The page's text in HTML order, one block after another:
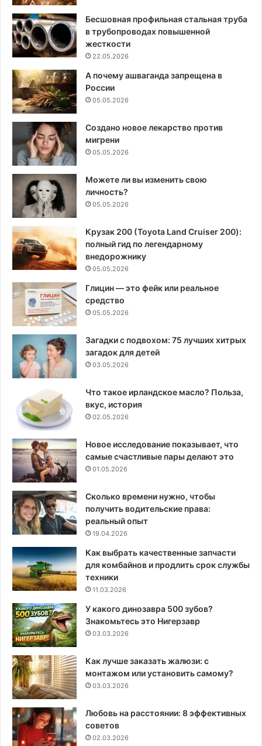
Бесшовная профильная стальная труба
в трубопроводах повышенной
жесткости
22.05.2026
А почему ашваганда запрещена в
России
05.05.2026
Создано новое лекарство против
мигрени
05.05.2026
Можете ли вы изменить свою
личность?
05.05.2026
Крузак 200 (Toyota Land Cruiser 200):
полный гид по легендарному
внедорожнику
05.05.2026
Глицин — это фейк или реальное
средство
05.05.2026
Загадки с подвохом: 75 лучших хитрых
загадок для детей
03.05.2026
Что такое ирландское масло? Польза,
вкус, история
02.05.2026
Новое исследование показывает, что
самые счастливые пары делают это
01.05.2026
Сколько времени нужно, чтобы
получить водительские права:
реальный опыт
19.04.2026
Как выбрать качественные запчасти
для комбайнов и продлить срок службы
техники
11.03.2026
У какого динозавра 500 зубов?
Знакомьтесь это Нигерзавр
03.03.2026
Как лучше заказать жалюзи: с
монтажом или установить самому?
03.03.2026
Любовь на расстоянии: 8 эффективных
советов
02.03.2026